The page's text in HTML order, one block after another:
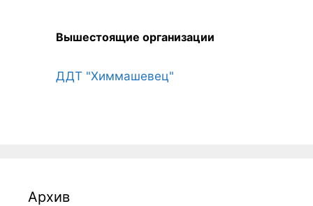
Вышестоящие организации
ДДТ "Химмашевец"
Архив